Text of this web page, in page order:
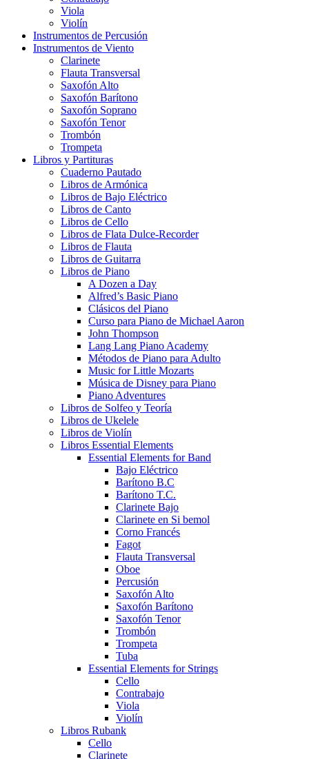
Viola
Violín
Instrumentos de Percusión
Instrumentos de Viento
Clarinete
Flauta Transversal
Saxofón Alto
Saxofón Barítono
Saxofón Soprano
Saxofón Tenor
Trombón
Trompeta
Libros y Partituras
Cuaderno Pautado
Libros de Armónica
Libros de Bajo Eléctrico
Libros de Canto
Libros de Cello
Libros de Flata Dulce-Recorder
Libros de Flauta
Libros de Guitarra
Libros de Piano
A Dozen a Day
Alfred’s Basic Piano
Clásicos del Piano
Curso para Piano de Michael Aaron
John Thompson
Lang Lang Piano Academy
Métodos de Piano para Adulto
Music for Little Mozarts
Música de Disney para Piano
Piano Adventures
Libros de Solfeo y Teoría
Libros de Ukelele
Libros de Violín
Libros Essential Elements
Essential Elements for Band
Bajo Eléctrico
Barítono B.C
Barítono T.C.
Clarinete Bajo
Clarinete en Si bemol
Corno Francés
Fagot
Flauta Transversal
Oboe
Percusión
Saxofón Alto
Saxofón Barítono
Saxofón Tenor
Trombón
Trompeta
Tuba
Essential Elements for Strings
Cello
Contrabajo
Viola
Violín
Libros Rubank
Cello
Clarinete